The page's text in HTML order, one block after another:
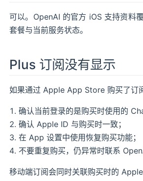
可以。OpenAI 的官方 iOS 支持资料
套餐与当前服务状态。
Plus 订阅没有显示
如果通过 Apple App Store 购买了订
确认当前登录的是购买时使用的
确认 Apple ID 与购买时一致；
在 App 设置中使用恢复购买功能；
不要重复购买，仍异常时联系
移动端订阅会同时关联购买时的